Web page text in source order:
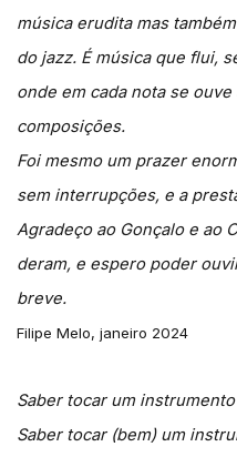
música erudita mas
do jazz. É música que flui,
onde em cada nota se
composições.
Foi mesmo um prazer
sem interrupções, e a
Agradeço ao Gonçalo e ao
deram, e espero poder
breve.
Filipe Melo, janeiro 2024
Saber tocar um
Saber tocar (bem) um